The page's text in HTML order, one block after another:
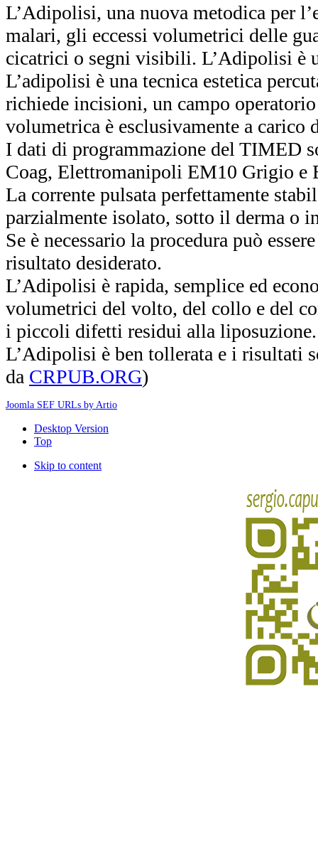
L’Adipolisi, una nuova metodica per
malari, gli eccessi volumetrici delle
cicatrici o segni visibili. L’Adipolisi è
L’adipolisi è una tecnica estetica
richiede incisioni, un campo
volumetrica è esclusivamente a carico
I dati di programmazione del TIMED
Coag, Elettromanipoli EM10 Grigio e
La corrente pulsata perfettamente
parzialmente isolato, sotto il derma o
Se è necessario la procedura può
risultato desiderato.
L’Adipolisi è rapida, semplice ed
volumetrici del volto, del collo e del
i piccoli difetti residui alla liposuzione.
L’Adipolisi è ben tollerata e i risultati
da CRPUB.ORG)
Joomla SEF URLs by Artio
Desktop Version
Top
Skip to content